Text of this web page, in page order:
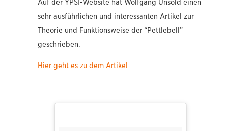
Auf der YPSI-Website hat Wolfgang Unsöld einen
sehr ausführlichen und interessanten Artikel zur
Theorie und Funktionsweise der “Pettlebell”
geschrieben.
Hier geht es zu dem Artikel